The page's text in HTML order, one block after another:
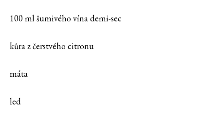
100 ml šumivého vína demi-sec
kůra z čerstvého citronu
máta
led